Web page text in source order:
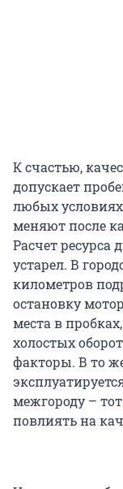
К счастью,
допускает
любых
меняют после
Расчет ресурса
устарел. В
километров
остановку
места в
холостых
факторы. В то
межгороду –
повлиять на